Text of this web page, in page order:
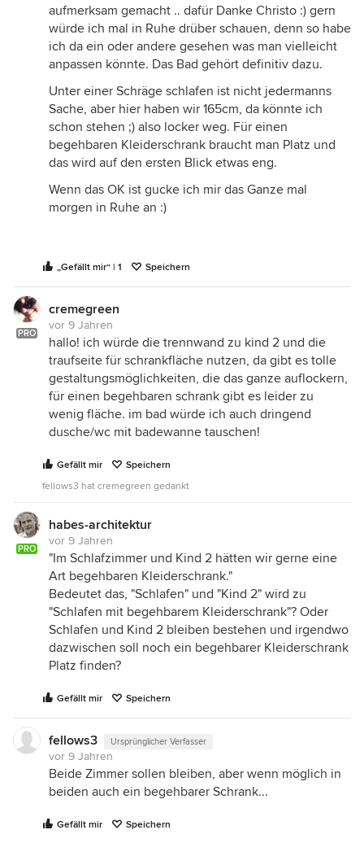
aufmerksam gemacht .. dafür Danke Christo :) gern
würde ich mal in Ruhe drüber schauen, denn so habe
ich da ein oder andere gesehen was man vielleicht
anpassen könnte. Das Bad gehört definitiv dazu.
Unter einer Schräge schlafen ist nicht jedermanns
Sache, aber hier haben wir 165cm, da könnte ich
schon stehen ;) also locker weg. Für einen
begehbaren Kleiderschrank braucht man Platz und
das wird auf den ersten Blick etwas eng.
Wenn das OK ist gucke ich mir das Ganze mal
morgen in Ruhe an :)
„Gefällt mir“ | 1 Speichern
PRO
cremegreen
vor 9 Jahren
hallo! ich würde die trennwand zu kind 2 und die
traufseite für schrankfläche nutzen, da gibt es tolle
gestaltungsmöglichkeiten, die das ganze auflockern,
für einen begehbaren schrank gibt es leider zu
wenig fläche. im bad würde ich auch dringend
dusche/wc mit badewanne tauschen!
Gefällt mir
Speichern
fellows3 hat cremegreen gedankt
PRO
habes-architektur
vor 9 Jahren
"Im Schlafzimmer und Kind 2 hätten wir gerne eine
Art begehbaren Kleiderschrank."
Bedeutet das, "Schlafen" und "Kind 2" wird zu
"Schlafen mit begehbarem Kleiderschrank"? Oder
Schlafen und Kind 2 bleiben bestehen und irgendwo
dazwischen soll noch ein begehbarer Kleiderschrank
Platz finden?
Gefällt mir Speichern
fellows3 Ursprünglicher Verfasser
vor 9 Jahren
Beide Zimmer sollen bleiben, aber wenn möglich in
beiden auch ein begehbarer Schrank...
Gefällt mir Speichern